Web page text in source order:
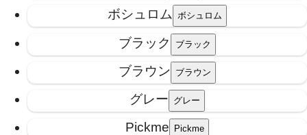
ボシュロム
ブラック
ブラウン
グレー
Pickme